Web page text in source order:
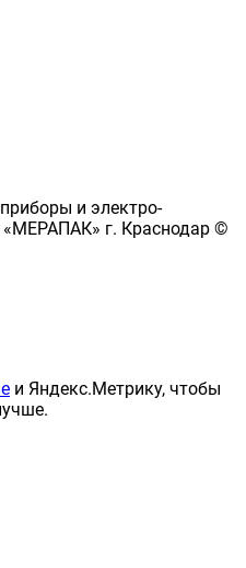
и электро-
«МЕРАПАК» г. Краснодар ©
и Яндекс.Метрику, чтобы